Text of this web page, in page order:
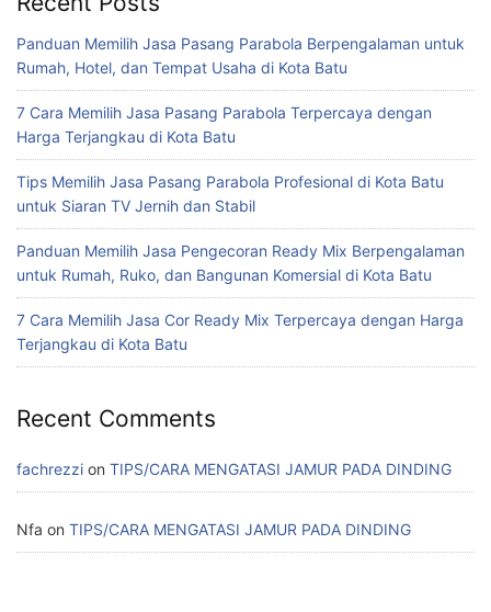
Panduan Memilih Jasa Pasang Parabola Berpengalaman untuk
Rumah, Hotel, dan Tempat Usaha di Kota Batu
7 Cara Memilih Jasa Pasang Parabola Terpercaya dengan
Harga Terjangkau di Kota Batu
Tips Memilih Jasa Pasang Parabola Profesional di Kota Batu
untuk Siaran TV Jernih dan Stabil
Panduan Memilih Jasa Pengecoran Ready Mix Berpengalaman
untuk Rumah, Ruko, dan Bangunan Komersial di Kota Batu
7 Cara Memilih Jasa Cor Ready Mix Terpercaya dengan Harga
Terjangkau di Kota Batu
Recent Comments
fachrezzi on TIPS/CARA MENGATASI JAMUR PADA DINDING
Nfa on TIPS/CARA MENGATASI JAMUR PADA DINDING